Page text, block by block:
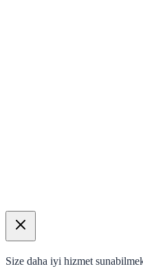
Size daha iyi hizmet